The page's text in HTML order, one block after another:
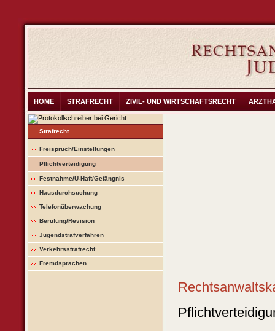
HOME STRAFRECHT ZIVIL- UND WIRTSCHAFTSRECHT
Strafrecht
Freispruch/Einstellungen
Pflichtverteidigung
Festnahme/U-Haft/Gefängnis
Hausdurchsuchung
Telefonüberwachung
Berufung/Revision
Jugendstrafverfahren
Verkehrsstrafrecht
Fremdsprachen